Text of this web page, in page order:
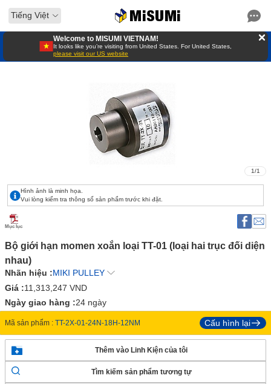
Tiếng Việt
Welcome to MISUMI VIETNAM!
It looks like you’re visiting from United States. For United States,
please visit our US website
1/1
Hình ảnh là minh họa.
Vui lòng kiểm tra thông số sản phẩm trước khi đặt.
Mục lục
Bộ giới hạn momen xoắn loại TT-01 (loại hai trục đối diện
nhau)
Nhãn hiệu :MIKI PULLEY
Giá :11,313,247 VND
Ngày giao hàng :24 ngày
Mã sản phẩm : TT-2X-01-24N-18H-12NM Cấu hình lại
Thêm vào Linh Kiện của tôi
Tìm kiếm sản phẩm tương tự